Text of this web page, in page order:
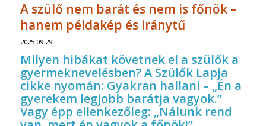
A szülő nem barát és nem is főnök –
hanem példakép és iránytű
2025.09.29.
Milyen hibákat követnek el a szülők a
gyermeknevelésben? A Szülők Lapja
cikke nyomán: Gyakran hallani – „Én a
gyerekem legjobb barátja vagyok.”
Vagy épp ellenkezőleg: „Nálunk rend